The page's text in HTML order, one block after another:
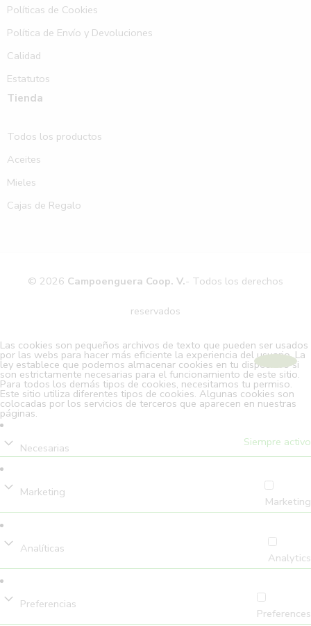
Políticas de Cookies
Política de Envío y Devoluciones
Calidad
Estatutos
Tienda
Todos los productos
Aceites
Mieles
Cajas de Regalo
© 2026 Campoenguera Coop. V.- Todos los derechos
reservados
Las cookies son pequeños archivos de texto que pueden ser usados
por las webs para hacer más eficiente la experiencia del usuario. La
ley establece que podemos almacenar cookies en tu dispositivo si
son estrictamente necesarias para el funcionamiento de este sitio.
Para todos los demás tipos de cookies, necesitamos tu permiso.
Este sitio utiliza diferentes tipos de cookies. Algunas cookies son
colocadas por los servicios de terceros que aparecen en nuestras
páginas.
Necesarias Siempre activo
Marketing
Marketing
Analíticas
Analytics
Preferencias
Preferences